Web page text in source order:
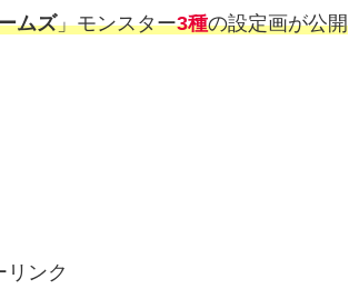
ムズ」モンスター3種の設定画が公開
リンク